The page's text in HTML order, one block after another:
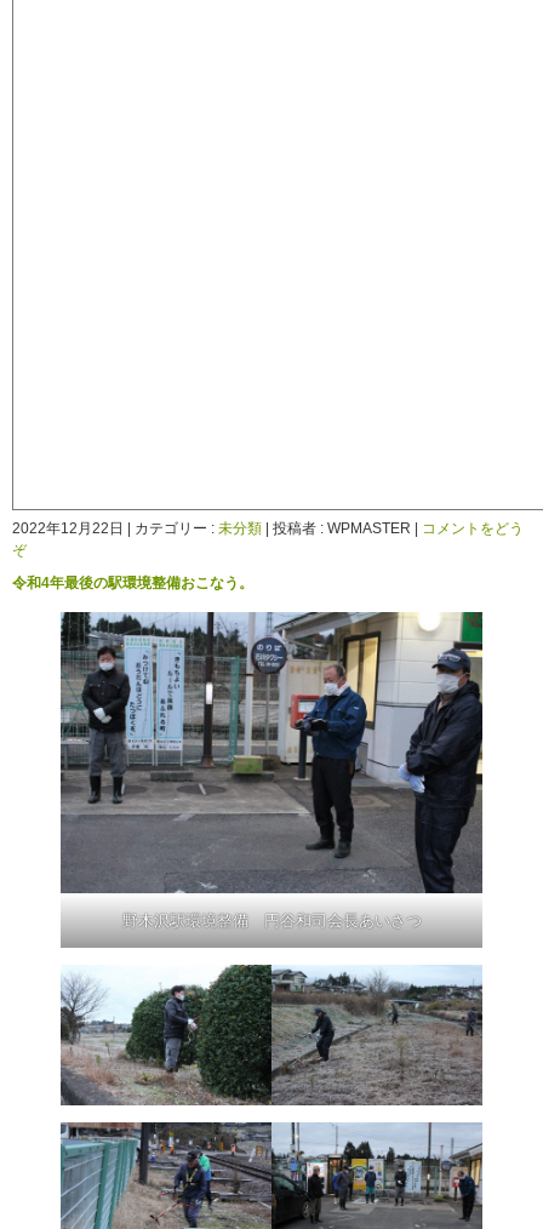
2022年12月22日 カテゴリー : 未分類 投稿者 : WPMASTER
コメントをどう
ぞ
令和4年最後の駅環境整備おこなう。
野木沢駅環境整備 円谷和司会長あいさつ